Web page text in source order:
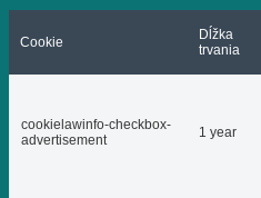
Cookie
Dĺžka
trvania
cookielawinfo-checkbox-
advertisement
1 year